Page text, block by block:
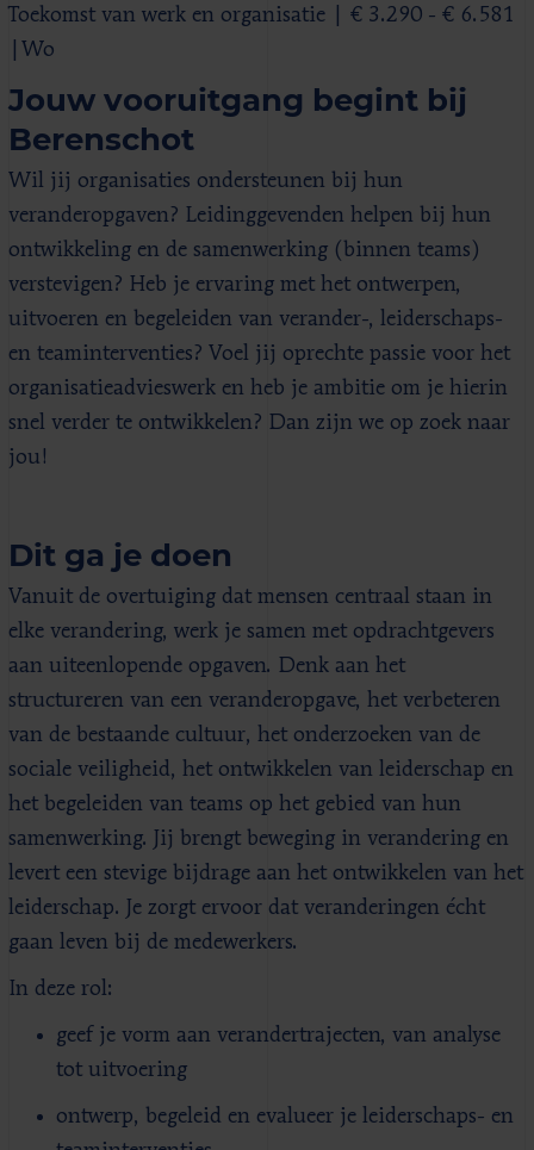
Toekomst van werk en organisatie | € 3.290 - € 6.581
|Wo
Jouw vooruitgang begint bij
Berenschot
Wil jij organisaties ondersteunen bij hun
veranderopgaven? Leidinggevenden helpen bij hun
ontwikkeling en de samenwerking (binnen teams)
verstevigen? Heb je ervaring met het ontwerpen,
uitvoeren en begeleiden van verander-, leiderschaps-
en teaminterventies? Voel jij oprechte passie voor het
organisatieadvieswerk en heb je ambitie om je hierin
snel verder te ontwikkelen? Dan zijn we op zoek naar
jou!
Dit ga je doen
Vanuit de overtuiging dat mensen centraal staan in
elke verandering, werk je samen met opdrachtgevers
aan uiteenlopende opgaven. Denk aan het
structureren van een veranderopgave, het verbeteren
van de bestaande cultuur, het onderzoeken van de
sociale veiligheid, het ontwikkelen van leiderschap en
het begeleiden van teams op het gebied van hun
samenwerking. Jij brengt beweging in verandering en
levert een stevige bijdrage aan het ontwikkelen van het
leiderschap. Je zorgt ervoor dat veranderingen écht
gaan leven bij de medewerkers.
In deze rol:
geef je vorm aan verandertrajecten, van analyse
tot uitvoering
ontwerp, begeleid en evalueer je leiderschaps- en